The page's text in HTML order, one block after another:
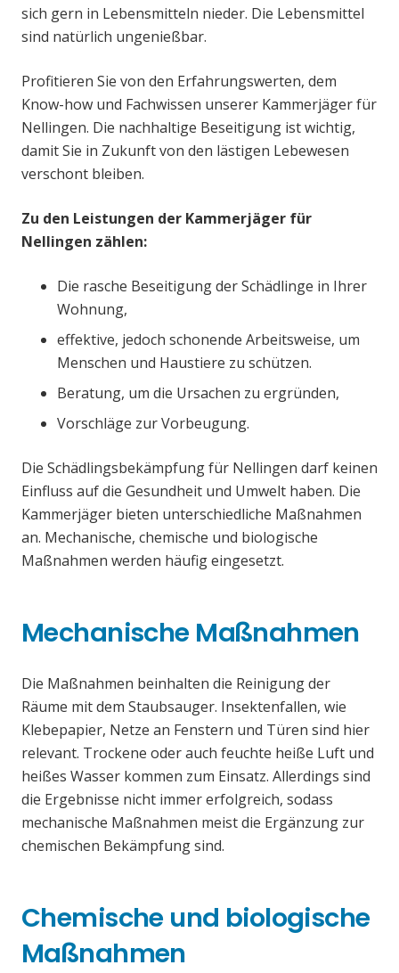
sich gern in Lebensmitteln nieder. Die Lebensmittel
sind natürlich ungenießbar.
Profitieren Sie von den Erfahrungswerten, dem
Know-how und Fachwissen unserer Kammerjäger für
Nellingen. Die nachhaltige Beseitigung ist wichtig,
damit Sie in Zukunft von den lästigen Lebewesen
verschont bleiben.
Zu den Leistungen der Kammerjäger für
Nellingen zählen:
Die rasche Beseitigung der Schädlinge in Ihrer
Wohnung,
effektive, jedoch schonende Arbeitsweise, um
Menschen und Haustiere zu schützen.
Beratung, um die Ursachen zu ergründen,
Vorschläge zur Vorbeugung.
Die Schädlingsbekämpfung für Nellingen darf keinen
Einfluss auf die Gesundheit und Umwelt haben. Die
Kammerjäger bieten unterschiedliche Maßnahmen
an. Mechanische, chemische und biologische
Maßnahmen werden häufig eingesetzt.
Mechanische Maßnahmen
Die Maßnahmen beinhalten die Reinigung der
Räume mit dem Staubsauger. Insektenfallen, wie
Klebepapier, Netze an Fenstern und Türen sind hier
relevant. Trockene oder auch feuchte heiße Luft und
heißes Wasser kommen zum Einsatz. Allerdings sind
die Ergebnisse nicht immer erfolgreich, sodass
mechanische Maßnahmen meist die Ergänzung zur
chemischen Bekämpfung sind.
Chemische und biologische
Maßnahmen